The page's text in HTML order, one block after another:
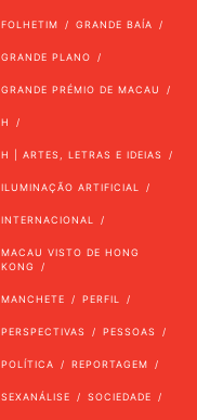
FOLHETIM GRANDE BAÍA
GRANDE PLANO
GRANDE PRÉMIO DE MACAU
H
H | ARTES, LETRAS E IDEIAS
ILUMINAÇÃO ARTIFICIAL
INTERNACIONAL
MACAU VISTO DE HONG
KONG
MANCHETE PERFIL
PERSPECTIVAS PESSOAS
POLÍTICA REPORTAGEM
SEXANÁLISE SOCIEDADE